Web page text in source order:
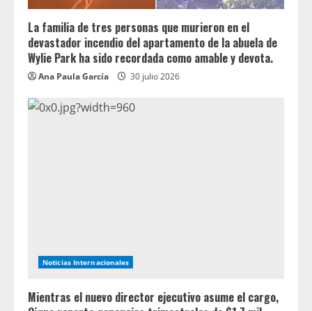
La familia de tres personas que murieron en el
devastador incendio del apartamento de la abuela de
Wylie Park ha sido recordada como amable y devota.
Ana Paula García 30 julio 2026
Noticias Internacionales
Mientras el nuevo director ejecutivo asume el cargo,